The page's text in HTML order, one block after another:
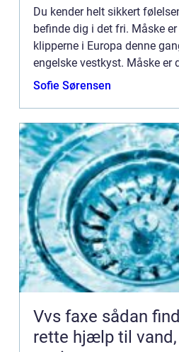
Du kender helt sikkert
befinde dig i det fri. Måske
klipperne i Europa denne
engelske vestkyst. Måske er
det dejlige danske
Sofie Sørensen
Vvs faxe sådan finder du den
rette hjælp til